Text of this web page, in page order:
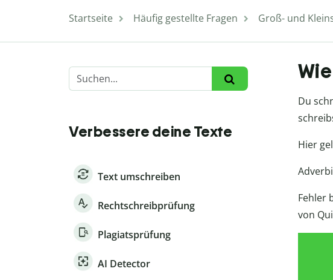
Startseite Häufig gestellte Fragen Groß- und
Verbessere deine Texte
Text umschreiben
Rechtschreibprüfung
Plagiatsprüfung
AI Detector
Du
Hier
Fehler
von